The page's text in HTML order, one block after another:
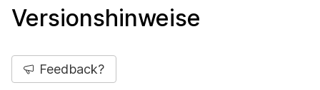
Versionshinweise
Feedback?